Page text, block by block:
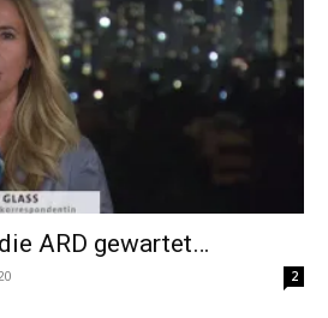
ARD gewartet…
2